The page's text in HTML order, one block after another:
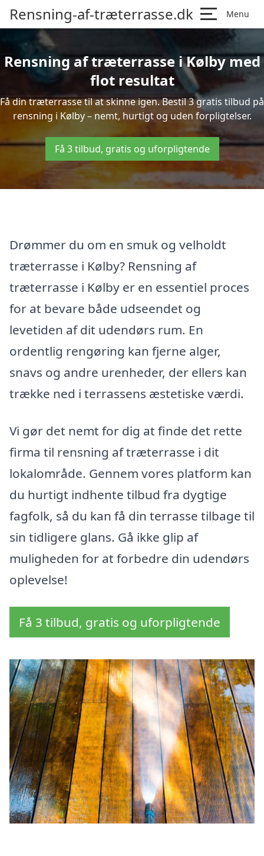
Rensning-af-træterrasse.dk Menu
Rensning af træterrasse i Kølby med
flot resultat
Få din træterrasse til at skinne igen. Bestil 3 gratis tilbud på
rensning i Kølby – nemt, hurtigt og uden forpligtelser.
Få 3 tilbud, gratis og uforpligtende
Drømmer du om en smuk og velholdt
træterrasse i Kølby? Rensning af
træterrasse i Kølby er en essentiel proces
for at bevare både udseendet og
levetiden af dit udendørs rum. En
ordentlig rengøring kan fjerne alger,
snavs og andre urenheder, der ellers kan
trække ned i terrassens æstetiske værdi.
Vi gør det nemt for dig at finde det rette
firma til rensning af træterrasse i dit
lokalområde. Gennem vores platform kan
du hurtigt indhente tilbud fra dygtige
fagfolk, så du kan få din terrasse tilbage til
sin tidligere glans. Gå ikke glip af
muligheden for at forbedre din udendørs
oplevelse!
Få 3 tilbud, gratis og uforpligtende